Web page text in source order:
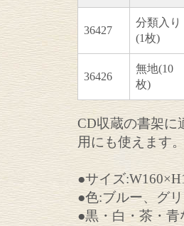
36427
分類入り
(1枚)
36426
無地(10
枚)
CD収蔵の書架に
用にも使えます
●サイズ
●色:ブルー、グ
●黒・白・茶・